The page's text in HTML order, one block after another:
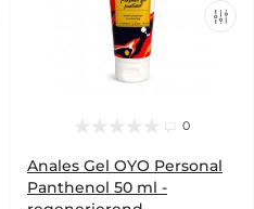
0
Anales Gel OYO Personal
Panthenol 50 ml -